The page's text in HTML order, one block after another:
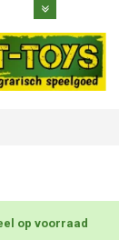
op voorraad